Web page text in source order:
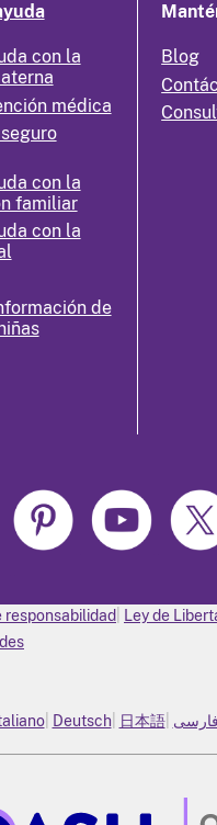
con la
médica
con la
familiar
con la
de
Blog
responsabilidad Ley de
Deutsch 日本語 فارسی